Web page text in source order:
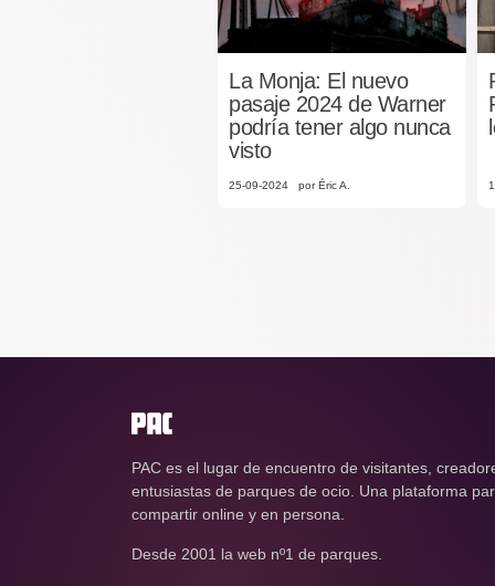
La Monja: El nuevo
pasaje 2024 de Warner
podría tener algo nunca
visto
25-09-2024 por Éric A.
PAC es el lugar de encuentro de visitantes,
entusiastas de parques de ocio. Una plataforma
compartir online y en persona.
Desde 2001 la web nº1 de parques.